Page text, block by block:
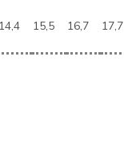
14,4 15,5 16,7 17,7